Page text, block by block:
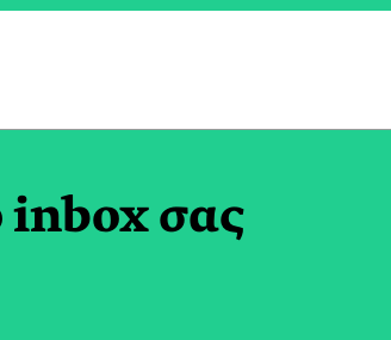
inbox σας